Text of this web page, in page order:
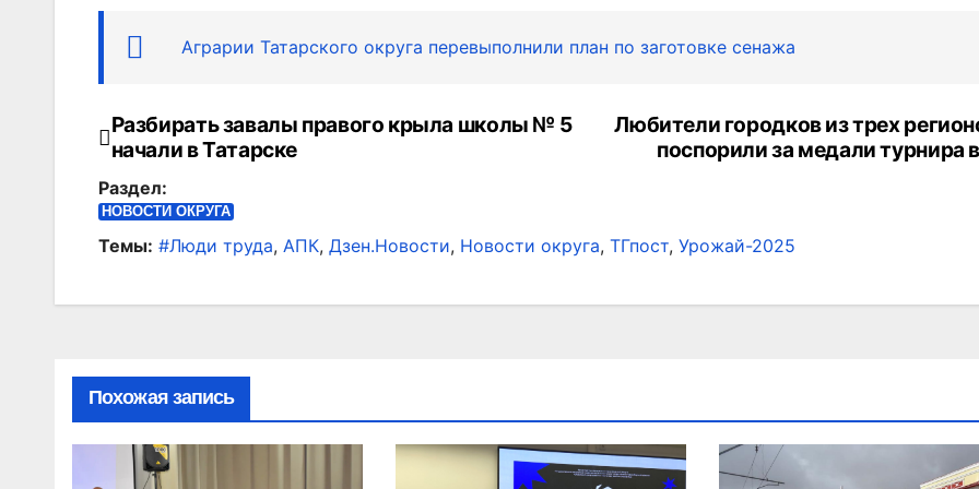
Аграрии Татарского округа перевыполнили план по заготовке сенажа
Навигация
по
записям
Любители городков из трех
поспорили за медали турнира
Разбирать завалы правого крыла школы № 5
начали в Татарске
Раздел:
НОВОСТИ ОКРУГА
Темы: #Люди труда, АПК, Дзен.Новости, Новости округа, ТГпост, Урожай-2025
Похожая запись